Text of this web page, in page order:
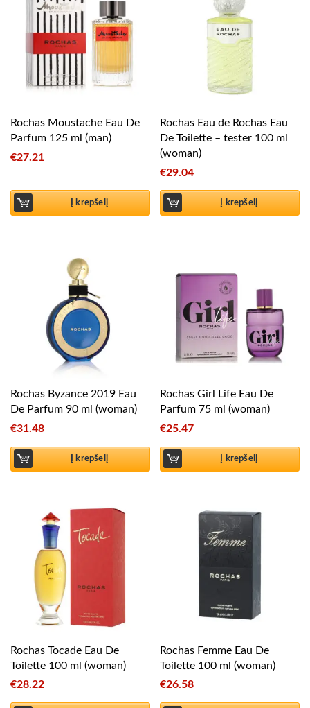
Rochas Moustache Eau De
Parfum 125 ml (man)
€27.21
Į krepšelį
Rochas Eau de Rochas Eau
De Toilette – tester 100 ml
(woman)
€29.04
Į krepšelį
Rochas Byzance 2019 Eau
De Parfum 90 ml (woman)
€31.48
Į krepšelį
Rochas Girl Life Eau De
Parfum 75 ml (woman)
€25.47
Į krepšelį
Rochas Tocade Eau De
Toilette 100 ml (woman)
€28.22
Rochas Femme Eau De
Toilette 100 ml (woman)
€26.58